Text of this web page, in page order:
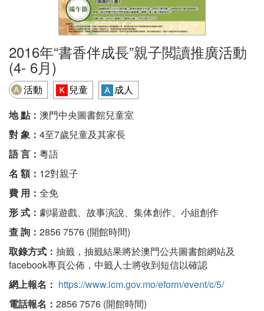
2016年“書香伴成長”親子閲讀推廣活動
(4- 6月)
活動 兒童
成人
地 點： 澳門中央圖書館兒童室
對 象： 4至7歲兒童及其家長
語 言： 粵語
名 額： 12對親子
費 用： 全免
形 式： 劇場遊戲、故事演說、集体創作、小組創作
查 詢： 2856 7576 (開館時間)
取錄方式： 抽籤，抽籤結果將於澳門公共圖書館網站及
facebook專頁公佈，中籤人士將收到短信以確認
網上報名： https://www.icm.gov.mo/eform/event/c/5/
電話報名： 2856 7576 (開館時間)